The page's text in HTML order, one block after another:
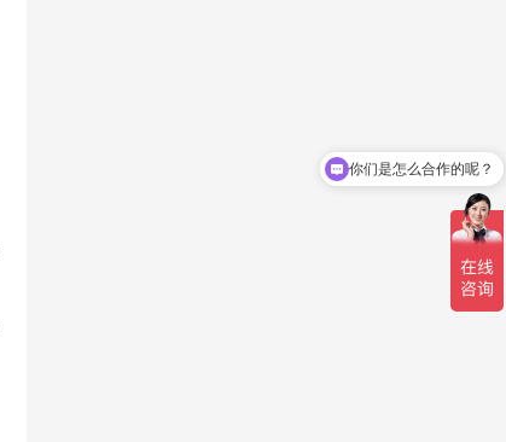
你们联系电话是多少
你们是怎么合作的呢？